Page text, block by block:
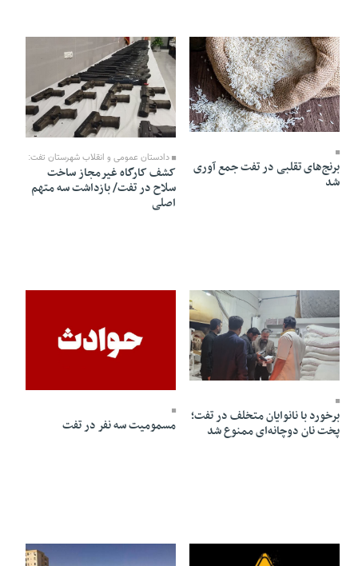
09 Azar 1404 - 19:47
برنج‌های تقلبی در تفت جمع آوری
شد
05 Azar 1404 - 14:25
دادستان عمومی و انقلاب شهرستان تفت:
کشف کارگاه غیرمجاز ساخت
سلاح در تفت/ بازداشت سه متهم
اصلی
برخورد با نانوایان متخلف در تفت؛
پخت نان دوچانه‌ای ممنوع شد مسمومیت سه نفر در تفت